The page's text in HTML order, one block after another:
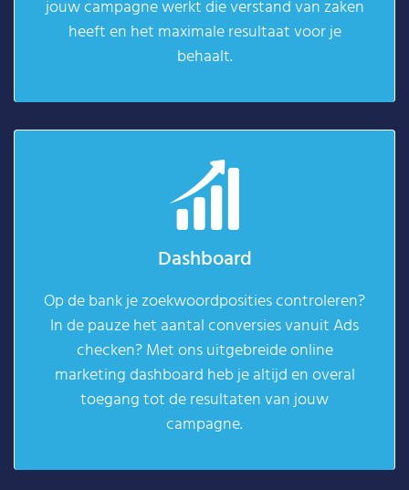
jouw campagne werkt die verstand van zaken
heeft en het maximale resultaat voor je
behaalt.
Dashboard
Op de bank je zoekwoordposities controleren?
In de pauze het aantal conversies vanuit Ads
checken? Met ons uitgebreide online
marketing dashboard heb je altijd en overal
toegang tot de resultaten van jouw
campagne.